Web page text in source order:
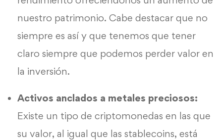
nuestro patrimonio. Cabe destacar que no
siempre es así y que tenemos que tener
claro siempre que podemos perder valor en
la inversión.
Activos anclados a metales preciosos:
Existe un tipo de criptomonedas en las que
su valor, al igual que las stablecoins, está